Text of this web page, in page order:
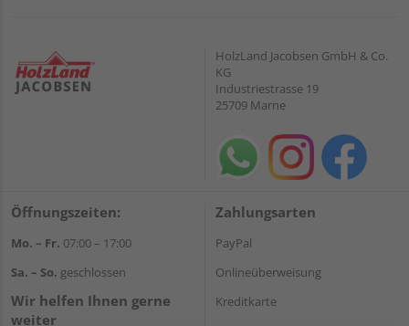
HolzLand Jacobsen GmbH & Co.
KG
Industriestrasse 19
25709 Marne
Öffnungszeiten:
Mo. – Fr. 07:00 – 17:00
Sa. – So. geschlossen
Wir helfen Ihnen gerne
weiter
Zahlungsarten
PayPal
Onlineüberweisung
Kreditkarte